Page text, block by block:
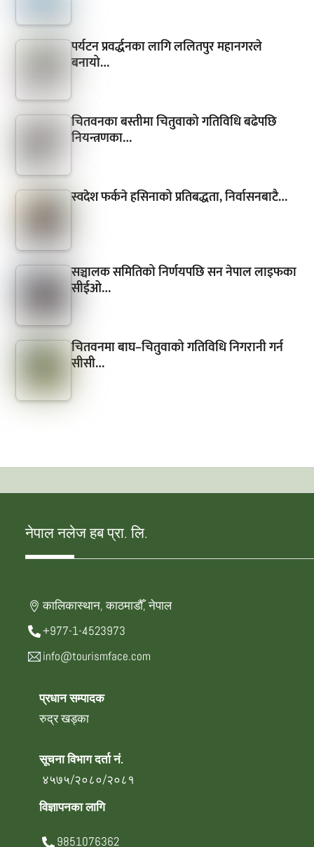
पर्यटन प्रवर्द्धनका लागि ललितपुर महानगरले
बनायो…
चितवनका बस्तीमा चितुवाको गतिविधि बढेपछि
नियन्त्रणका…
स्वदेश फर्कने हसिनाको प्रतिबद्धता, निर्वासनबाटै…
सञ्चालक समितिको निर्णयपछि सन नेपाल लाइफका
सीईओ…
चितवनमा बाघ–चितुवाको गतिविधि निगरानी गर्न
सीसी…
नेपाल नलेज हब प्रा. लि.
कालिकास्थान, काठमाडौँ, नेपाल
+977-1-4523973
info@tourismface.com
प्रधान सम्पादक
रुद्र खड्का
सूचना विभाग दर्ता नं.
४५७५/२०८०/२०८१
विज्ञापनका लागि
9851076362